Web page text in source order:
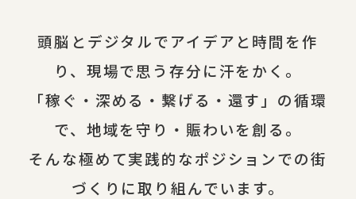
頭脳とデジタルでアイデアと時間を作
り、現場で思う存分に汗をかく。
「稼ぐ・深める・繋げる・還す」の循環
で、地域を守り・賑わいを創る。
そんな極めて実践的なポジションでの街
づくりに取り組んでいます。